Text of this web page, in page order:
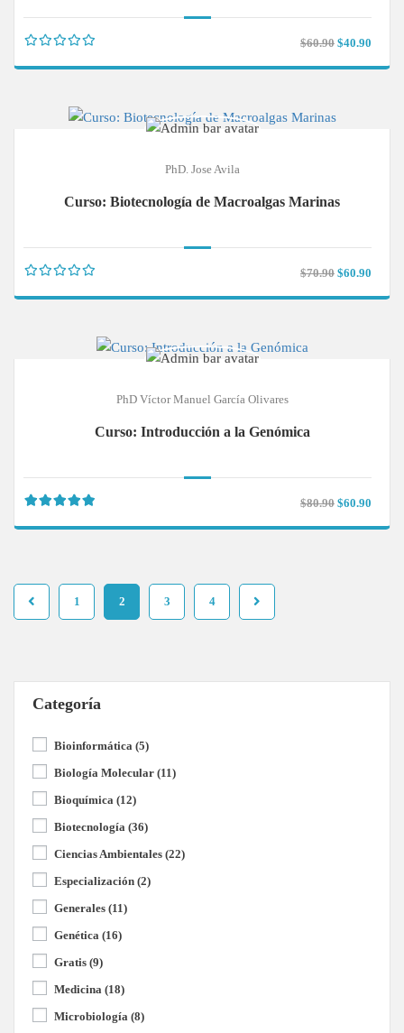
$60.90 $40.90
PhD. Jose Avila
Curso: Biotecnología de Macroalgas Marinas
$70.90 $60.90
PhD Víctor Manuel García Olivares
Curso: Introducción a la Genómica
$80.90 $60.90
1 2 3 4
Categoría
Bioinformática (5)
Biología Molecular (11)
Bioquímica (12)
Biotecnología (36)
Ciencias Ambientales (22)
Especialización (2)
Generales (11)
Genética (16)
Gratis (9)
Medicina (18)
Microbiología (8)